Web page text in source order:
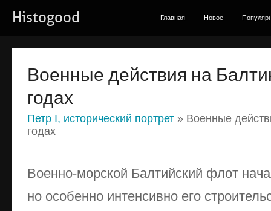
Histogood Главная Новое
Военные действия на
годах
Петр I, исторический портрет » Военные
годах
Военно-морской Балтийский флот
но особенно интенсивно его